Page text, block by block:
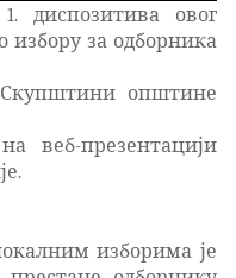
диспозитива овог
за одборника
општине
веб-презентацији
изборима је